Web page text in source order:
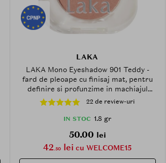
LAKA
LAKA Mono Eyeshadow 901 Teddy -
fard de pleoape cu finisaj mat, pentru
definire si profunzime in machiajul
ochilor - 1.8 g
22 de review-uri
IN STOC 1.8 gr
50.00 lei
42.50 lei cu WELCOME15